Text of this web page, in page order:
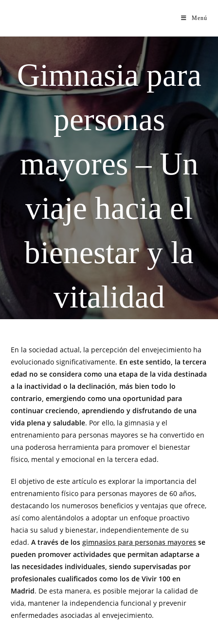
Menú
Gimnasia para
personas
mayores – Un
viaje hacia el
bienestar y la
vitalidad
En la sociedad actual, la percepción del envejecimiento ha
evolucionado significativamente. En este sentido, la tercera
edad no se considera como una etapa de la vida destinada
a la inactividad o la declinación, más bien todo lo
contrario, emergiendo como una oportunidad para
continuar creciendo, aprendiendo y disfrutando de una
vida plena y saludable. Por ello, la gimnasia y el
entrenamiento para personas mayores se ha convertido en
una poderosa herramienta para promover el bienestar
físico, mental y emocional en la tercera edad.
El objetivo de este artículo es explorar la importancia del
entrenamiento físico para personas mayores de 60 años,
destacando los numerosos beneficios y ventajas que ofrece,
así como alentándolos a adoptar un enfoque proactivo
hacia su salud y bienestar, independientemente de su
edad.A través de losgimnasios para personas mayores se
pueden promover actividades que permitan adaptarse a
las necesidades individuales, siendo supervisadas por
profesionales cualificados como los de Vivir 100 en
Madrid. De esta manera, es posible mejorar la calidad de
vida, mantener la independencia funcional y prevenir
enfermedades asociadas al envejecimiento.